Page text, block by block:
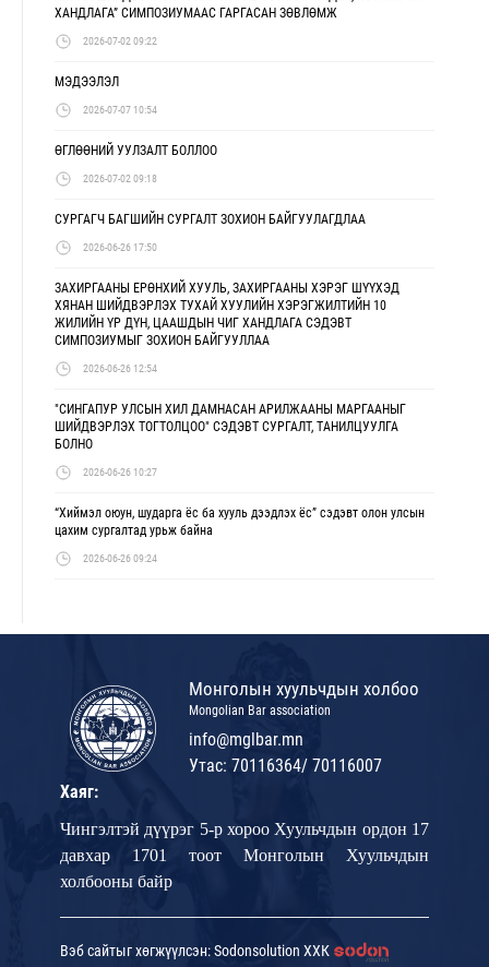
ХАНДЛАГА” СИМПОЗИУМААС ГАРГАСАН ЗӨВЛӨМЖ
2026-07-02 09:22
МЭДЭЭЛЭЛ
2026-07-07 10:54
ӨГЛӨӨНИЙ УУЛЗАЛТ БОЛЛОО
2026-07-02 09:18
СУРГАГЧ БАГШИЙН СУРГАЛТ ЗОХИОН БАЙГУУЛАГДЛАА
2026-06-26 17:50
ЗАХИРГААНЫ ЕРӨНХИЙ ХУУЛЬ, ЗАХИРГААНЫ ХЭРЭГ ШҮҮХЭД
ХЯНАН ШИЙДВЭРЛЭХ ТУХАЙ ХУУЛИЙН ХЭРЭГЖИЛТИЙН 10
ЖИЛИЙН ҮР ДҮН, ЦААШДЫН ЧИГ ХАНДЛАГА СЭДЭВТ
СИМПОЗИУМЫГ ЗОХИОН БАЙГУУЛЛАА
2026-06-26 12:54
"СИНГАПУР УЛСЫН ХИЛ ДАМНАСАН АРИЛЖААНЫ МАРГААНЫГ
ШИЙДВЭРЛЭХ ТОГТОЛЦОО" СЭДЭВТ СУРГАЛТ, ТАНИЛЦУУЛГА
БОЛНО
2026-06-26 10:27
“Хиймэл оюун, шударга ёс ба хууль дээдлэх ёс” сэдэвт олон улсын
цахим сургалтад урьж байна
2026-06-26 09:24
Монголын хуульчдын холбоо
Mongolian Bar association
info@mglbar.mn
Утас: 70116364/ 70116007
Хаяг:
Чингэлтэй дүүрэг 5-р хороо Хуульчдын ордон 17
давхар 1701 тоот Монголын Хуульчдын
холбооны байр
Вэб сайтыг хөгжүүлсэн: Sodonsolution ХХК